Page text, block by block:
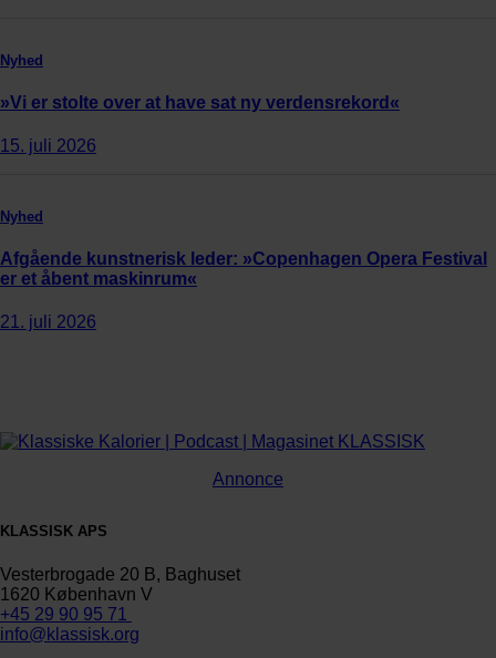
Nyhed
»Vi er stolte over at have sat ny verdensrekord«
15. juli 2026
Nyhed
Afgående kunstnerisk leder: »Copenhagen Opera Festival
er et åbent maskinrum«
21. juli 2026
Annonce
KLASSISK APS
Vesterbrogade 20 B, Baghuset
1620 København V
+45 29 90 95 71
info@klassisk.org